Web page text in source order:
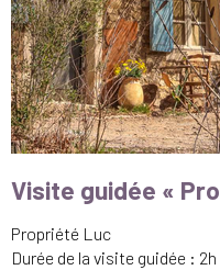
Visite guidée «
Propriété Luc
Durée de la visite guidée : 2h